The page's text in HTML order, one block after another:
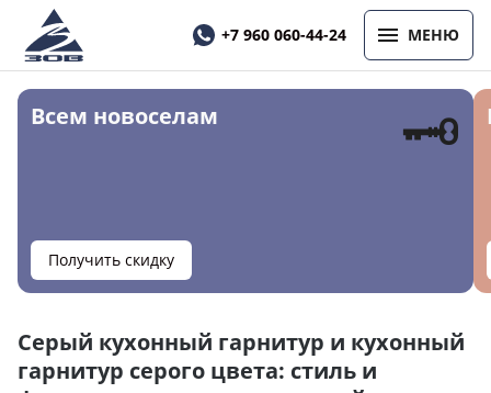
МЕНЮ
+7 960 060-44-24
Всем новоселам 🗝
Получить скидку
Серый кухонный гарнитур и кухонный
гарнитур серого цвета: стиль и